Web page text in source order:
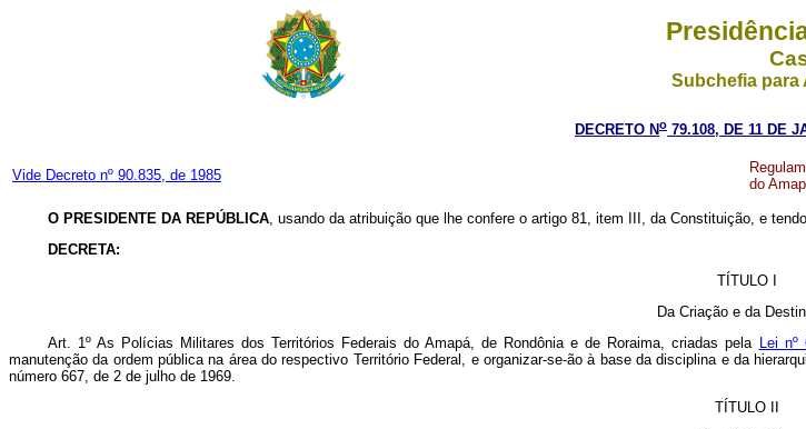
Subchefia
DECRETO No 79.108, DE 11 DE
Vide Decreto nº 90.835, de 1985
do
O PRESIDENTE DA REPÚBLICA, usando da atribuição que lhe confere o artigo 81, item III, da Constituição, e
DECRETA:
TÍTULO I
Da Criação e da
Art. 1º As Polícias Militares dos Territórios Federais do Amapá, de Rondônia e de Roraima, criadas pela Lei nº
manutenção da ordem pública na área do respectivo Território Federal, e organizar-se-ão à base da disciplina e da
número 667, de 2 de julho de 1969.
TÍTULO II